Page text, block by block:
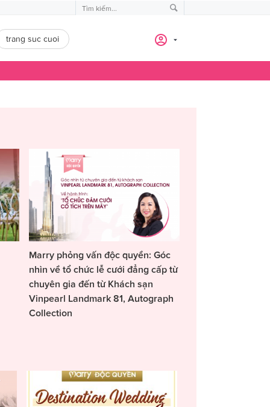
trang suc cuoi
Marry phỏng vấn độc quyền: Góc
nhìn về tổ chức lễ cưới đẳng cấp từ
chuyên gia đến từ Khách sạn
Vinpearl Landmark 81, Autograph
Collection